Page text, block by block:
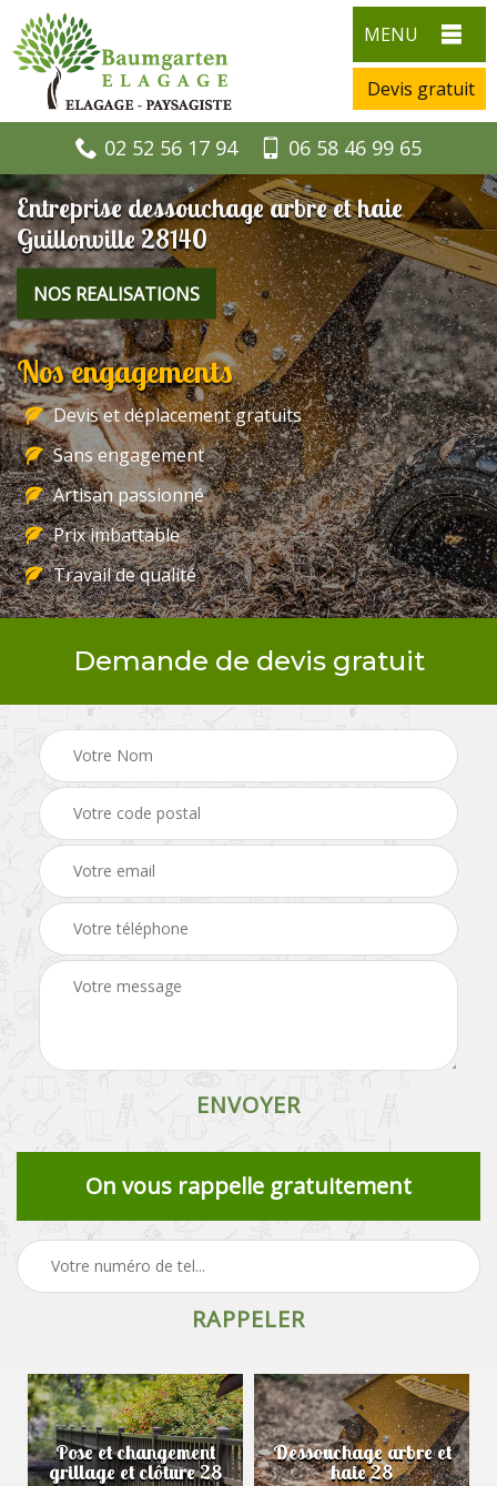
MENU
Devis gratuit
02 52 56 17 94 06 58 46 99 65
Entreprise dessouchage arbre et haie
Guillonville 28140
NOS REALISATIONS
Nos engagements
Devis et déplacement gratuits
Sans engagement
Artisan passionné
Prix imbattable
Travail de qualité
Demande de devis gratuit
On vous rappelle gratuitement
Pose et changement
grillage et clôture 28
Dessouchage arbre et
haie 28